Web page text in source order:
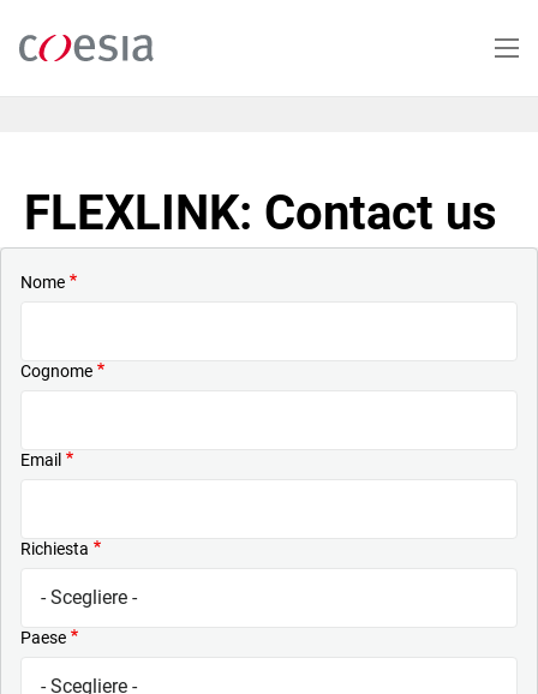
contenuto
FLEXLINK: Contact us
Nome
Cognome
Email
Richiesta
Paese